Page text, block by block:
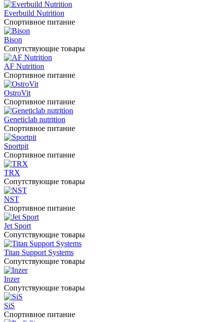
Everbuild Nutrition
Спортивное питание
Bison
Сопутствующие товары
AF Nutrition
Спортивное питание
OstroVit
Спортивное питание
Geneticlab nutrition
Спортивное питание
Sportpit
Спортивное питание
TRX
Сопутствующие товары
NST
Спортивное питание
Jet Sport
Сопутствующие товары
Titan Support Systems
Сопутствующие товары
Inzer
Сопутствующие товары
SiS
Спортивное питание